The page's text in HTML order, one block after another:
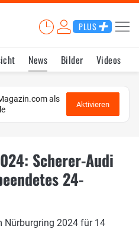
PLUS
News Bilder Videos
als
Aktivieren
Scherer-Audi
24-
Nürburgring 2024 für 14